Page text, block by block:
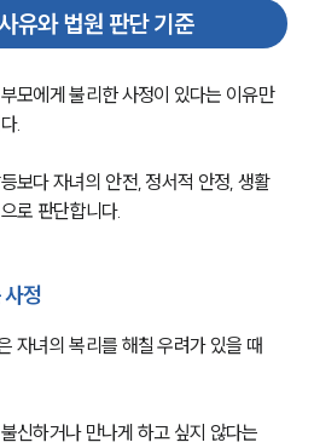
유와 법원 판단 기준
모에게 불리한 사정이 있다는 이유만
.
보다 자녀의 안전, 정서적 안정, 생활
로 판단합니다.
사정
자녀의 복리를 해칠 우려가 있을 때
신하거나 만나게 하고 싶지 않다는